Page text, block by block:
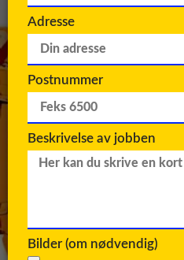
Adresse
Postnummer
Beskrivelse av jobben
Bilder (om nødvendig)